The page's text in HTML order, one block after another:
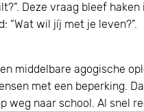
Deze vraag bleef
“Wat wil jíj met je leven?”.
middelbare agogische
met een beperking.
weg naar school. Al snel